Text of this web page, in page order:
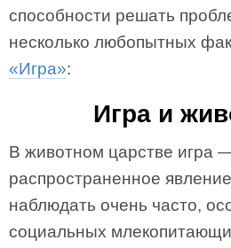
способности решать
несколько любопытных
«Игра»:
Игра и
В животном царстве игра
распространенное
наблюдать очень часто,
социальных